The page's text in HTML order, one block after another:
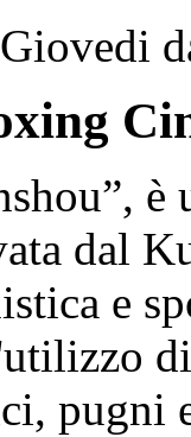
, è
dal
e
pugni